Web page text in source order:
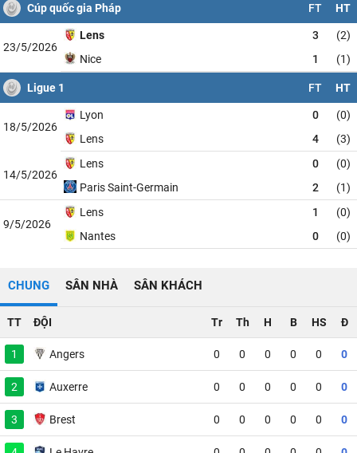
Cúp quốc gia Pháp FT HT
23/5/2026
Lens 3
(2)
Nice
1 (1)
Ligue 1 FT HT
18/5/2026
Lyon 0
(0)
Lens
4 (3)
14/5/2026
Lens 0
(0)
Paris Saint-Germain
2 (1)
9/5/2026
Lens 1
(0)
Nantes
0 (0)
CHUNG SÂN NHÀ SÂN KHÁCH
TT ĐỘI Tr Th H B HS Đ
1 Angers 0 0 0 0 0 0
2 Auxerre 0 0 0 0 0 0
3 Brest 0 0 0 0 0 0